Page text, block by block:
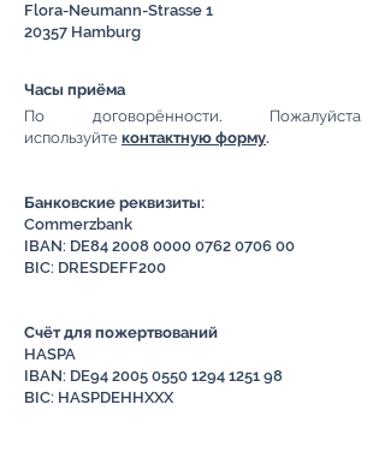
Flora-Neumann-Strasse 1
20357 Hamburg
Часы приёма
По договорённости. Пожалуйста
используйте контактную форму​.
Банковские реквизиты:
Commerzbank
IBAN: DE84 2008 0000 0762 0706 00
BIC: DRESDEFF200
Счёт для пожертвований
HASPA
IBAN: DE94 2005 0550 1294 1251 98
BIC: HASPDEHHXXX